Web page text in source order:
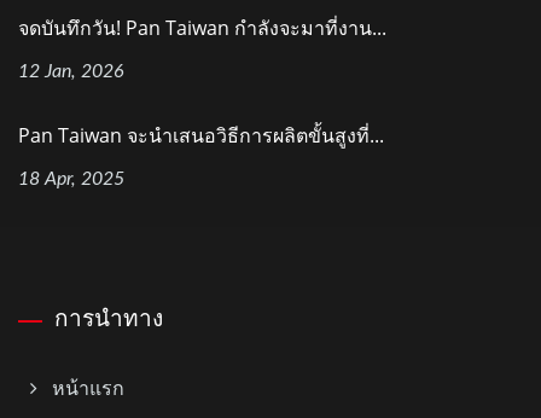
จดบันทึกวัน! Pan Taiwan กำลังจะมาที่งาน...
12 Jan, 2026
Pan Taiwan จะนำเสนอวิธีการผลิตขั้นสูงที่...
18 Apr, 2025
การนำทาง
หน้าแรก